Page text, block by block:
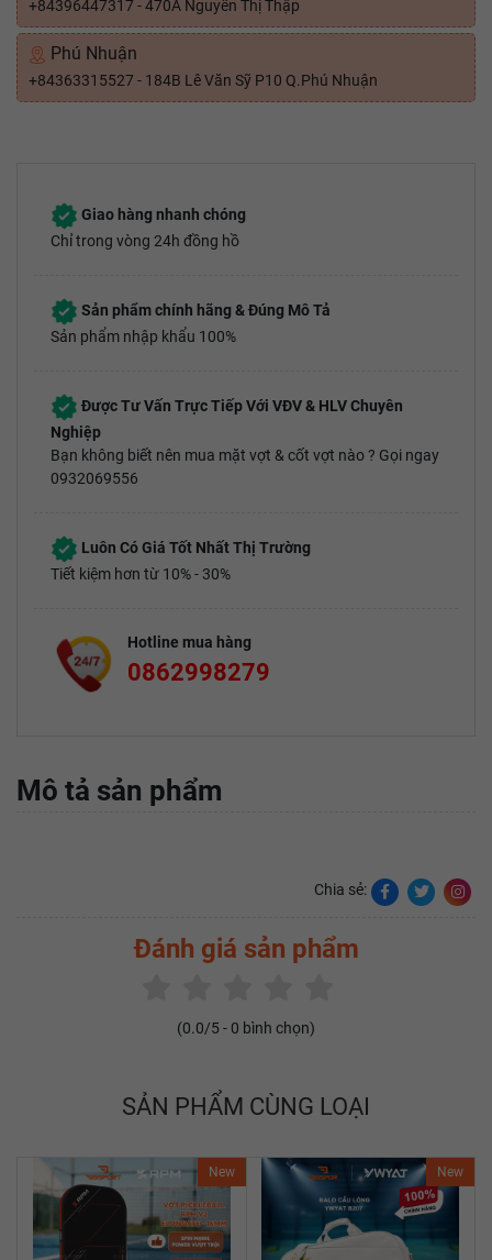
+84396447317 - 470A Nguyễn Thị Thập
Phú Nhuận
+84363315527 - 184B Lê Văn Sỹ P10 Q.Phú Nhuận
Giao hàng nhanh chóng
Chỉ trong vòng 24h đồng hồ
Sản phẩm chính hãng & Đúng Mô Tả
Sản phẩm nhập khẩu 100%
Được Tư Vấn Trực Tiếp Với VĐV & HLV Chuyên
Nghiệp
Bạn không biết nên mua mặt vợt & cốt vợt nào ? Gọi ngay
0932069556
Luôn Có Giá Tốt Nhất Thị Trường
Tiết kiệm hơn từ 10% - 30%
Hotline mua hàng
0862998279
Mô tả sản phẩm
Chia sẻ:
Đánh giá sản phẩm
(0.0/5 - 0 bình chọn)
SẢN PHẨM CÙNG LOẠI
New New